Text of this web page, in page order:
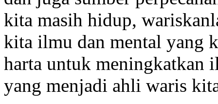
kita masih hidup,
kita ilmu dan mental yang
harta untuk meningkatkan
yang menjadi ahli waris